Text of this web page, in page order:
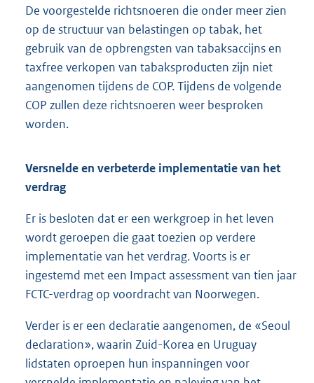
De voorgestelde richtsnoeren die onder meer zien
op de structuur van belastingen op tabak, het
gebruik van de opbrengsten van tabaksaccijns en
taxfree verkopen van tabaksproducten zijn niet
aangenomen tijdens de COP. Tijdens de volgende
COP zullen deze richtsnoeren weer besproken
worden.
Versnelde en verbeterde implementatie van het
verdrag
Er is besloten dat er een werkgroep in het leven
wordt geroepen die gaat toezien op verdere
implementatie van het verdrag. Voorts is er
ingestemd met een Impact assessment van tien jaar
FCTC-verdrag op voordracht van Noorwegen.
Verder is er een declaratie aangenomen, de «Seoul
declaration», waarin Zuid-Korea en Uruguay
lidstaten oproepen hun inspanningen voor